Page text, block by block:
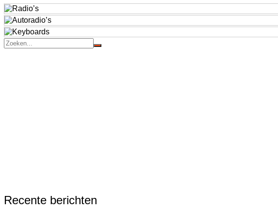
Recente berichten